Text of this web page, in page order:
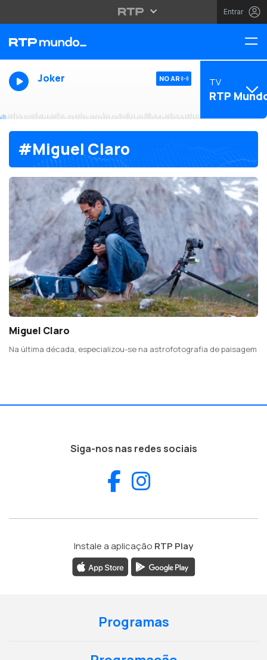
Entrar
Joker NO AR TV
RTP
#Miguel Claro
Miguel Claro
Na última década, especializou-se na astrofotografia de paisagem
Siga-nos nas redes sociais
Facebook
Instale a aplicação RTP Play
Programas